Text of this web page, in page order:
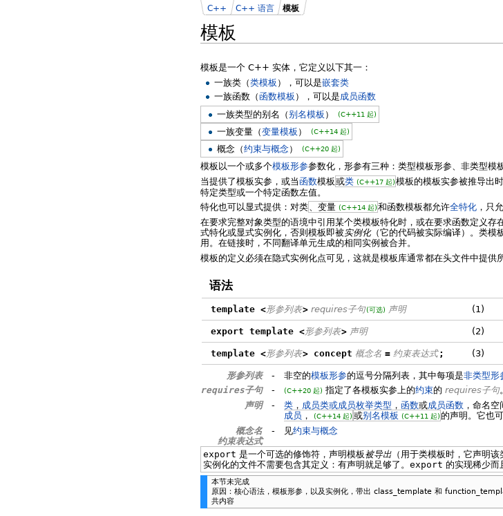
模板
C++ C++ 语言 模板
模板是一个 C++ 实体，它定义以下其一：
一族类（类模板 ），可以是嵌套类
一族函数（函数模板 ），可以是成员函数
一族类型的别名（别名模板 ） (C++11 起)
一族变量（变量模板 ） (C++14 起)
概念（约束与概念） (C++20 起)
模板以一个或多个模板形参参数化，形参有三种：类型模板形参、非类型模
当提供了模板实参，或当函数模板或类 (C++17 起)模板的模板实参被推导出
特定类型或一个特定函数左值。
特化也可以显式提供：对类、变量 (C++14 起)和函数模板都允许全特化 ，只
在要求完整对象类型的语境中引用某个类模板特化时，或在要求函数定义
式特化或显式实例化，否则模板即被实例化（它的代码被实际编译）。类模
用。在链接时，不同翻译单元生成的相同实例被合并。
模板的定义必须在隐式实例化点可见，这就是模板库通常都在头文件中提供
语法
template <形参列表> requires子句(可选) 声明 (1)
export template <形参列表> 声明 (2)
template <形参列表> concept 概念名 = 约束表达式; (3)
形参列表 - 非空的模板形参的逗号分隔列表，其中每项是非类型形
requires子句
- (C++20 起) 指定了各模板实参上的约束的 requires子句。
声明
- 类 ， 成员类或成员枚举类型 ， 函数或成员函数 ，命名
成员 ， (C++14 起) 或别名模板 (C++11 起)的声明。它也
概念名
约束表达式
- 见约束与概念
export 是一个可选的修饰符，声明模板被导出（用于类模板时，它声明
实例化的文件不需要包含其定义：有声明就足够了。 export 的实现稀少而
本节未完成
原因：核心语法，模板形参，以及实例化，带出 class_template 和
共内容